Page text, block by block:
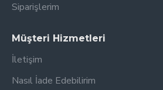
Siparişlerim
Müşteri Hizmetleri
İletişim
Nasıl İade Edebilirim